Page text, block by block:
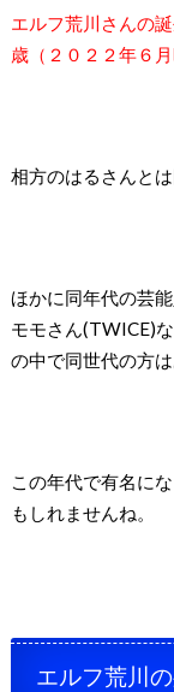
エルフ荒川さんの
歳（２０２２年６月
相方のはるさんと
ほかに同年代の芸
モモさん(TWICE)
の中で同世代の方
この年代で有名に
もしれませんね。
エルフ荒川